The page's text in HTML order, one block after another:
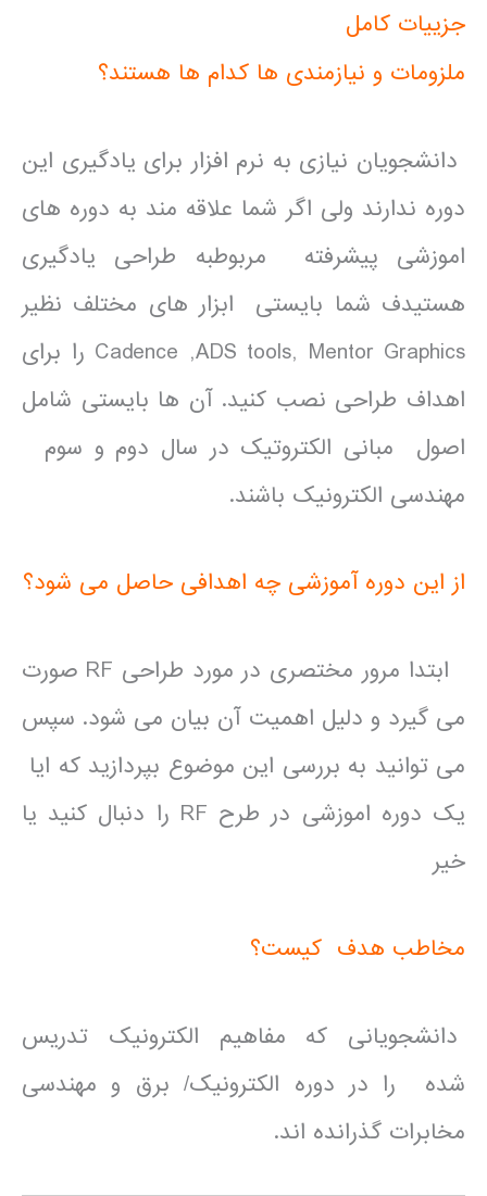
جزییات کامل
ملزومات و نیازمندی ها کدام ها هستند؟
دانشجویان نیازی به نرم افزار برای یادگیری این
دوره ندارند ولی اگر شما علاقه مند به دوره های
اموزشی پیشرفته مربوطبه طراحی یادگیری
هستیدف شما بایستی ابزار های مختلف نظیر
Cadence ,ADS tools, Mentor Graphics را برای
اهداف طراحی نصب کنید. آن ها بایستی شامل
اصول مبانی الکتروتیک در سال دوم و سوم
مهندسی الکترونیک باشند.
از این دوره آموزشی چه اهدافی حاصل می شود؟
ابتدا مرور مختصری در مورد طراحی RF صورت
می گیرد و دلیل اهمیت آن بیان می شود. سپس
می توانید به بررسی این موضوع بپردازید که ایا
یک دوره اموزشی در طرح RF را دنبال کنید یا
خیر
مخاطب هدف کیست؟
دانشجویانی که مفاهیم الکترونیک تدریس
شده را در دوره الکترونیک/ برق و مهندسی
مخابرات گذرانده اند.